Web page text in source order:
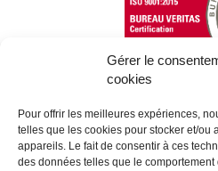
Gérer le
cookies
Pour offrir les meilleures expériences,
telles que les cookies pour stocker et/ou
appareils. Le fait de consentir à ces
des données telles que le
Copyright Centrale